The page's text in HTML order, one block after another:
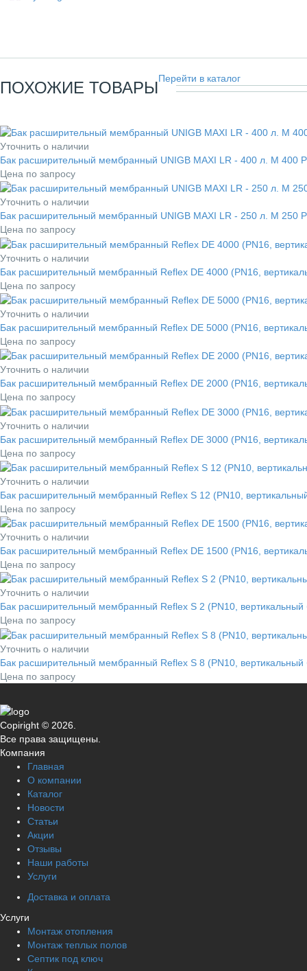
ПОХОЖИЕ ТОВАРЫПерейти в каталог
Уточнить о наличии
Бак расширительный мембранный UNIGB MAXI LR - 400 л. M 400
Цена по запросу
Уточнить о наличии
Бак расширительный мембранный UNIGB MAXI LR - 250 л. M 250
Цена по запросу
Уточнить о наличии
Бак расширительный мембранный Reflex DE 4000 (PN16,
Цена по запросу
Уточнить о наличии
Бак расширительный мембранный Reflex DE 5000 (PN16,
Цена по запросу
Уточнить о наличии
Бак расширительный мембранный Reflex DE 2000 (PN16,
Цена по запросу
Уточнить о наличии
Бак расширительный мембранный Reflex DE 3000 (PN16,
Цена по запросу
Уточнить о наличии
Бак расширительный мембранный Reflex S 12 (PN10,
Цена по запросу
Уточнить о наличии
Бак расширительный мембранный Reflex DE 1500 (PN16,
Цена по запросу
Уточнить о наличии
Бак расширительный мембранный Reflex S 2 (PN10, вертикальный
Цена по запросу
Уточнить о наличии
Бак расширительный мембранный Reflex S 8 (PN10, вертикальный
Цена по запросу
Copiright © 2026.
Все права защищены.
Компания
Главная
О компании
Каталог
Новости
Статьи
Акции
Отзывы
Наши работы
Услуги
Доставка и оплата
Услуги
Монтаж отопления
Монтаж теплых полов
Септик под ключ